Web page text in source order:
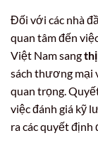
Đối với các nhà
quan tâm đến
Việt Nam sang
sách thương mại
quan trọng.
việc đánh giá kỹ
ra các quyết định